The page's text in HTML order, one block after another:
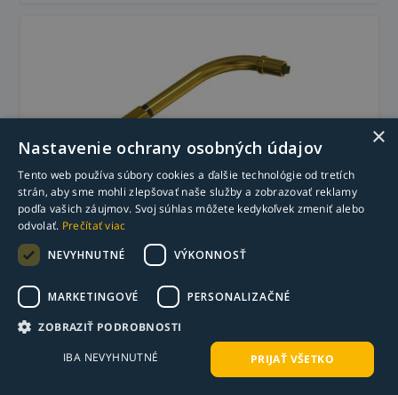
Krk horáka ERGOPLUS 240/MB 240 D/MW
83,49€
67,88
Na objednávku - ks
Do košíka
×
Nastavenie ochrany osobných údajov
Tento web používa súbory cookies a ďalšie technológie od tretích
strán, aby sme mohli zlepšovať naše služby a zobrazovať reklamy
podľa vašich záujmov. Svoj súhlas môžete kedykoľvek zmeniť alebo
odvolať. Prečítať viac
NEVYHNUTNÉ
VÝKONNOSŤ
MARKETINGOVÉ PERSONALIZAČNÉ
ZOBRAZIŤ PODROBNOSTI
PRIJAŤ VŠETKO
IBA NEVYHNUTNÉ